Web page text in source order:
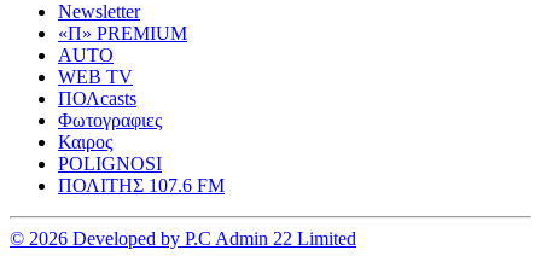
Newsletter
«Π» PREMIUM
AUTO
WEB TV
ΠΟΛcasts
Φωτογραφιες
Καιρος
POLIGNOSI
ΠΟΛΙΤΗΣ 107.6 FM
© 2026 Developed by P.C Admin 22 Limited